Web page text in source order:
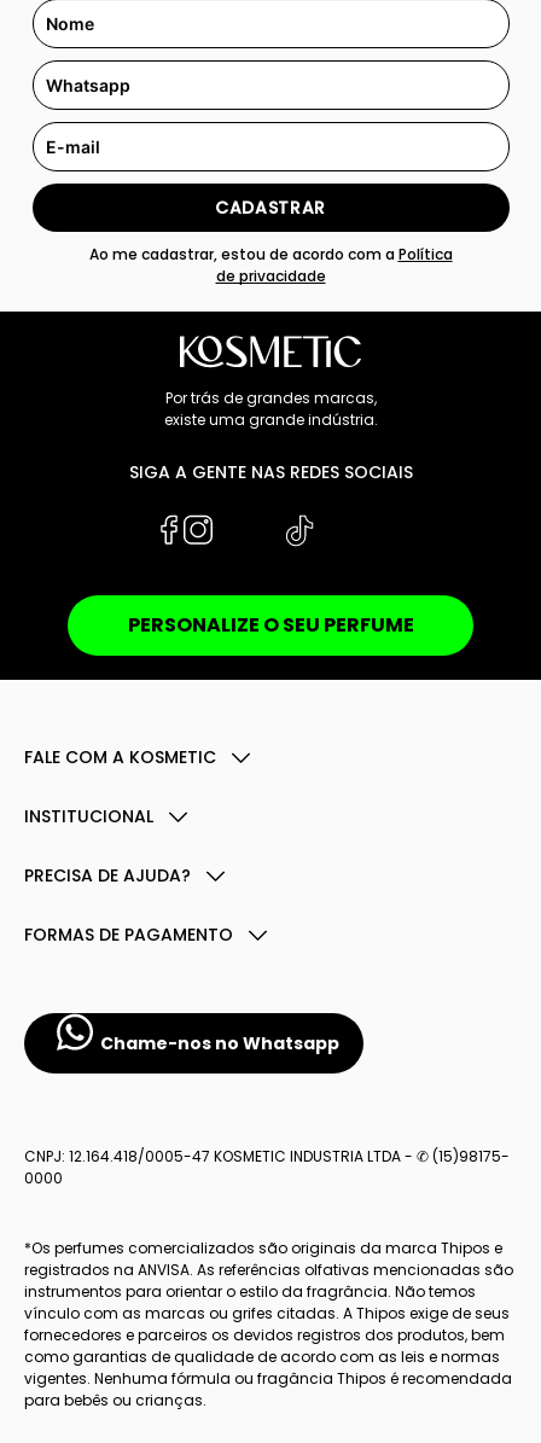
CADASTRAR
Ao me cadastrar, estou de acordo com aPolítica
de privacidade
Por trás de grandes marcas,
existe uma grande indústria.
SIGA A GENTE NAS REDES SOCIAIS
PERSONALIZE O SEU PERFUME
FALE COM A KOSMETIC
INSTITUCIONAL
PRECISA DE AJUDA?
FORMAS DE PAGAMENTO
Chame-nos no Whatsapp
CNPJ: 12.164.418/0005-47 KOSMETIC INDUSTRIA LTDA - ✆ (15)98175-
0000
*Os perfumes comercializados são originais da marca Thipos e
registrados na ANVISA. As referências olfativas mencionadas são
instrumentos para orientar o estilo da fragrância. Não temos
vínculo com as marcas ou grifes citadas. A Thipos exige de seus
fornecedores e parceiros os devidos registros dos produtos, bem
como garantias de qualidade de acordo com as leis e normas
vigentes. Nenhuma fórmula ou fragância Thipos é recomendada
para bebês ou crianças.